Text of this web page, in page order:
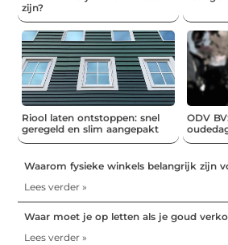
zijn?
Riool laten ontstoppen: snel
geregeld en slim aangepakt
ODV
Waarom fysieke winkels belangrijk zijn
Lees verder »
Waar moet je op letten als je goud
Lees verder »